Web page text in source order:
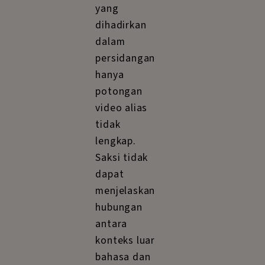
yang
dihadirkan
dalam
persidangan
hanya
potongan
video alias
tidak
lengkap.
Saksi tidak
dapat
menjelaskan
hubungan
antara
konteks luar
bahasa dan